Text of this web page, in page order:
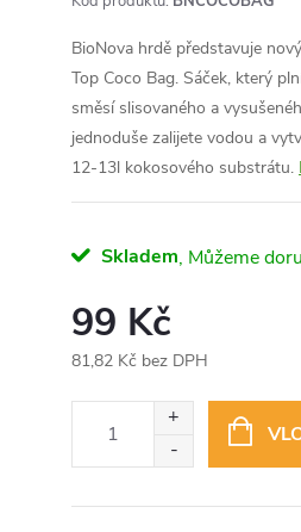
BioNova hrdě představuje
Top Coco Bag. Sáček, který
směsí slisovaného a
jednoduše zalijete vodou a
12-13l kokosového substrátu.
Skladem
99 Kč
81,82 Kč bez DPH